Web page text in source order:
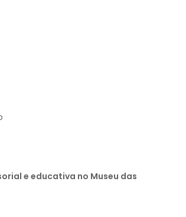
e educativa no Museu das